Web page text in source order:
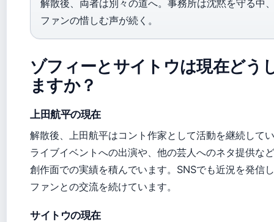
解散後、両者は別々の道へ。事務所は沈黙を守る中
ファンの惜しむ声が続く。
ゾフィーとサイトウは現在どう
ますか？
上田航平の現在
解散後、上田航平はコント作家として活動を継続して
ライブイベントへの出演や、他の芸人へのネタ提供な
創作面での実績を積んでいます。SNSでも近況を発信
ファンとの交流を続けています。
サイトウの現在